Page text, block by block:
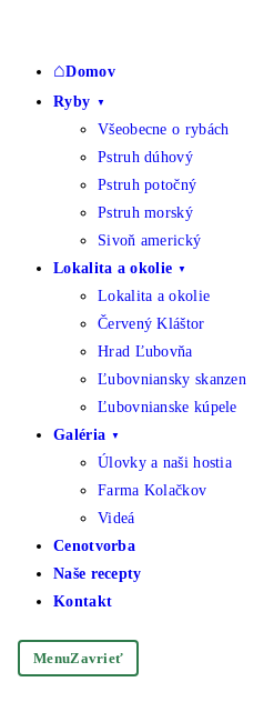
content
Domov
Ryby
Všeobecne o rybách
Pstruh dúhový
Pstruh potočný
Pstruh morský
Sivoň americký
Lokalita a okolie
Lokalita a okolie
Červený Kláštor
Hrad Ľubovňa
Ľubovniansky skanzen
Ľubovnianske kúpele
Galéria
Úlovky a naši hostia
Farma Kolačkov
Videá
Cenotvorba
Naše recepty
Kontakt
MenuZavrieť